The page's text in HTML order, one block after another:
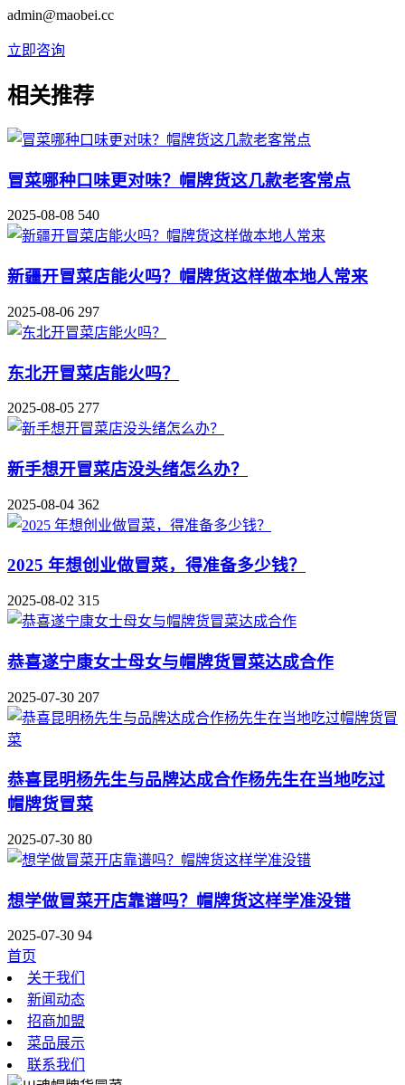
admin@maobei.cc
立即咨询
相关推荐
冒菜哪种口味更对味？帽牌货这几款老客常点
2025-08-08 540
新疆开冒菜店能火吗？帽牌货这样做本地人常来
2025-08-06 297
东北开冒菜店能火吗？
2025-08-05 277
新手想开冒菜店没头绪怎么办？
2025-08-04 362
2025 年想创业做冒菜，得准备多少钱？
2025-08-02 315
恭喜遂宁康女士母女与帽牌货冒菜达成合作
2025-07-30 207
恭喜昆明杨先生与品牌达成合作杨先生在当地吃过
帽牌货冒菜
2025-07-30 80
想学做冒菜开店靠谱吗？帽牌货这样学准没错
2025-07-30 94
首页
关于我们
新闻动态
招商加盟
菜品展示
联系我们